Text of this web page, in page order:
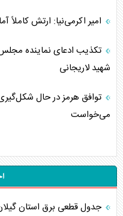
امیر اکرمی‌نیا: ارتش کاملاً
تکذیب ادعای نماینده
شهید لاریجانی
توافق هرمز در حال
می‌خواست